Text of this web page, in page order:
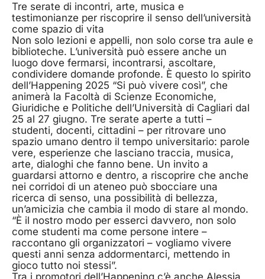
Tre serate di incontri, arte, musica e
testimonianze per riscoprire il senso dell’università
come spazio di vita
Non solo lezioni e appelli, non solo corse tra aule e
biblioteche. L’università può essere anche un
luogo dove fermarsi, incontrarsi, ascoltare,
condividere domande profonde. È questo lo spirito
dell’Happening 2025 “Si può vivere così”, che
animerà la Facoltà di Scienze Economiche,
Giuridiche e Politiche dell’Università di Cagliari dal
25 al 27 giugno. Tre serate aperte a tutti –
studenti, docenti, cittadini – per ritrovare uno
spazio umano dentro il tempo universitario: parole
vere, esperienze che lasciano traccia, musica,
arte, dialoghi che fanno bene. Un invito a
guardarsi attorno e dentro, a riscoprire che anche
nei corridoi di un ateneo può sbocciare una
ricerca di senso, una possibilità di bellezza,
un’amicizia che cambia il modo di stare al mondo.
“È il nostro modo per esserci davvero, non solo
come studenti ma come persone intere –
raccontano gli organizzatori – vogliamo vivere
questi anni senza addormentarci, mettendo in
gioco tutto noi stessi”.
Tra i promotori dell’Happening c’è anche Alessia